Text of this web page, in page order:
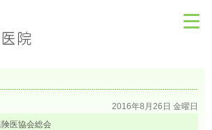
2016年8月26日 金曜日
医協会総会